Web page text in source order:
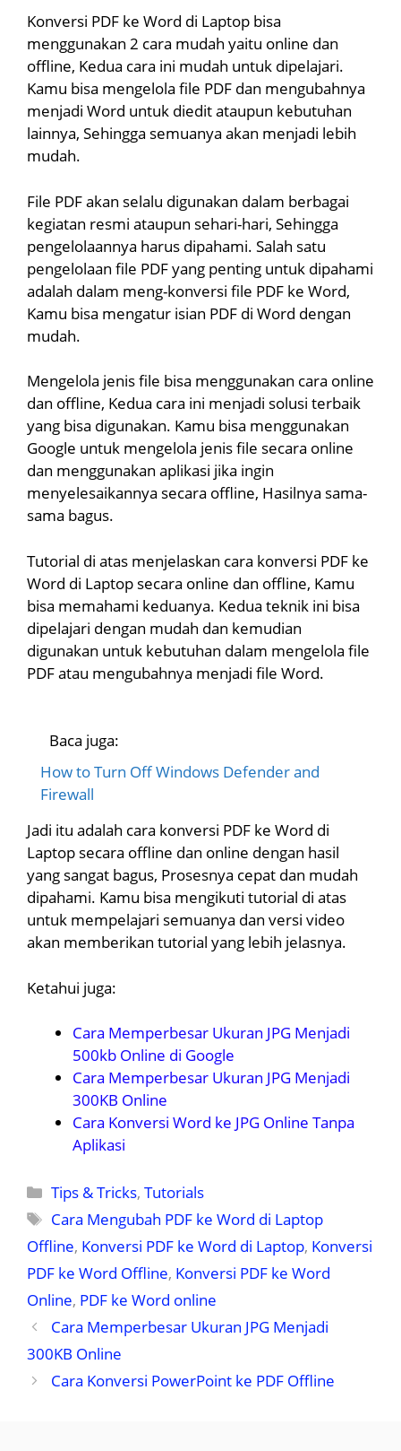
Konversi PDF ke Word di Laptop bisa
menggunakan 2 cara mudah yaitu online dan
offline, Kedua cara ini mudah untuk dipelajari.
Kamu bisa mengelola file PDF dan mengubahnya
menjadi Word untuk diedit ataupun kebutuhan
lainnya, Sehingga semuanya akan menjadi lebih
mudah.
File PDF akan selalu digunakan dalam berbagai
kegiatan resmi ataupun sehari-hari, Sehingga
pengelolaannya harus dipahami. Salah satu
pengelolaan file PDF yang penting untuk dipahami
adalah dalam meng-konversi file PDF ke Word,
Kamu bisa mengatur isian PDF di Word dengan
mudah.
Mengelola jenis file bisa menggunakan cara online
dan offline, Kedua cara ini menjadi solusi terbaik
yang bisa digunakan. Kamu bisa menggunakan
Google untuk mengelola jenis file secara online
dan menggunakan aplikasi jika ingin
menyelesaikannya secara offline, Hasilnya sama-
sama bagus.
Tutorial di atas menjelaskan cara konversi PDF ke
Word di Laptop secara online dan offline, Kamu
bisa memahami keduanya. Kedua teknik ini bisa
dipelajari dengan mudah dan kemudian
digunakan untuk kebutuhan dalam mengelola file
PDF atau mengubahnya menjadi file Word.
Baca juga:
How to Turn Off Windows Defender and
Firewall
Jadi itu adalah cara konversi PDF ke Word di
Laptop secara offline dan online dengan hasil
yang sangat bagus, Prosesnya cepat dan mudah
dipahami. Kamu bisa mengikuti tutorial di atas
untuk mempelajari semuanya dan versi video
akan memberikan tutorial yang lebih jelasnya.
Ketahui juga:
Cara Memperbesar Ukuran JPG Menjadi
500kb Online di Google
Cara Memperbesar Ukuran JPG Menjadi
300KB Online
Cara Konversi Word ke JPG Online Tanpa
Aplikasi
Kategori
Tips & Tricks,Tutorials
Tag
Cara Mengubah PDF ke Word di Laptop
Offline, Konversi PDF ke Word di Laptop, Konversi
PDF ke Word Offline, Konversi PDF ke Word
Online, PDF ke Word online
Cara Memperbesar Ukuran JPG Menjadi
300KB Online
Cara Konversi PowerPoint ke PDF Offline